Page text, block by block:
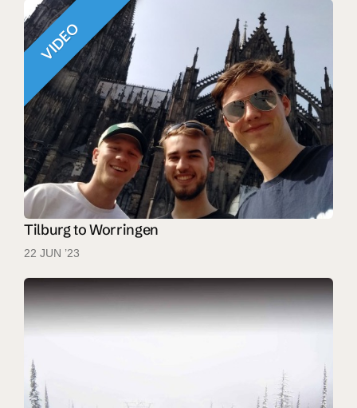
VIDEO
Tilburg to Worringen
22 JUN ’23